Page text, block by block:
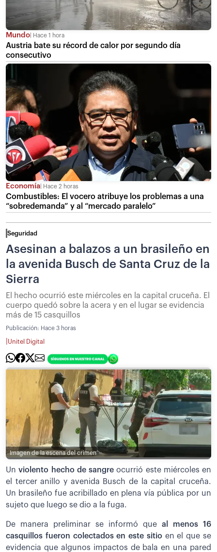
Mundo Hace 1 hora
Austria bate su récord de calor por segundo día
consecutivo
Economía Hace 2 horas
Combustibles: El vocero atribuye los problemas a una
“sobredemanda” y al “mercado paralelo”
Seguridad
Asesinan a balazos a un brasileño en
la avenida Busch de Santa Cruz de la
Sierra
El hecho ocurrió este miércoles en la capital cruceña. El
cuerpo quedó sobre la acera y en el lugar se evidencia
más de 15 casquillos
Publicación: Hace 3 horas
Unitel Digital
Imagen de la escena del crimen
Unviolento hecho de sangreocurrió este miércoles en
el tercer anillo y avenida Busch de la capital cruceña.
Un brasileño fue acribillado en plena vía pública por un
sujeto que luego se dio a la fuga.
De manera preliminar se informó que al menos 16
casquillos fueron colectados en este sitioen el que se
evidencia que algunos impactos de bala en una pared